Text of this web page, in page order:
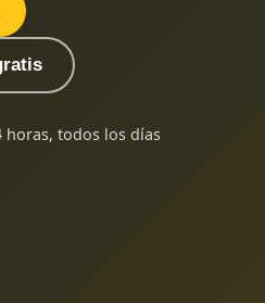
horas, todos los días